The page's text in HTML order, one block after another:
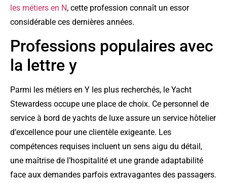
les métiers en N, cette profession connaît un essor
considérable ces dernières années.
Professions populaires avec
la lettre y
Parmi les métiers en Y les plus recherchés, le Yacht
Stewardess occupe une place de choix. Ce personnel de
service à bord de yachts de luxe assure un service hôtelier
d’excellence pour une clientèle exigeante. Les
compétences requises incluent un sens aigu du détail,
une maîtrise de l’hospitalité et une grande adaptabilité
face aux demandes parfois extravagantes des passagers.